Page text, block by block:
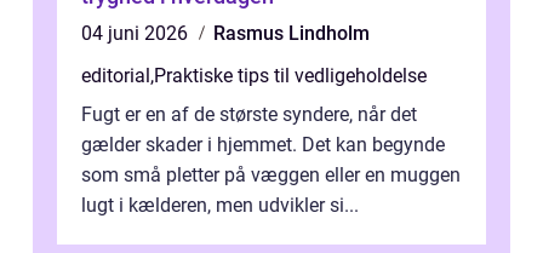
04 juni 2026
Rasmus Lindholm
editorial,Praktiske tips til vedligeholdelse
Fugt er en af de største syndere, når det
gælder skader i hjemmet. Det kan begynde
som små pletter på væggen eller en muggen
lugt i kælderen, men udvikler si...